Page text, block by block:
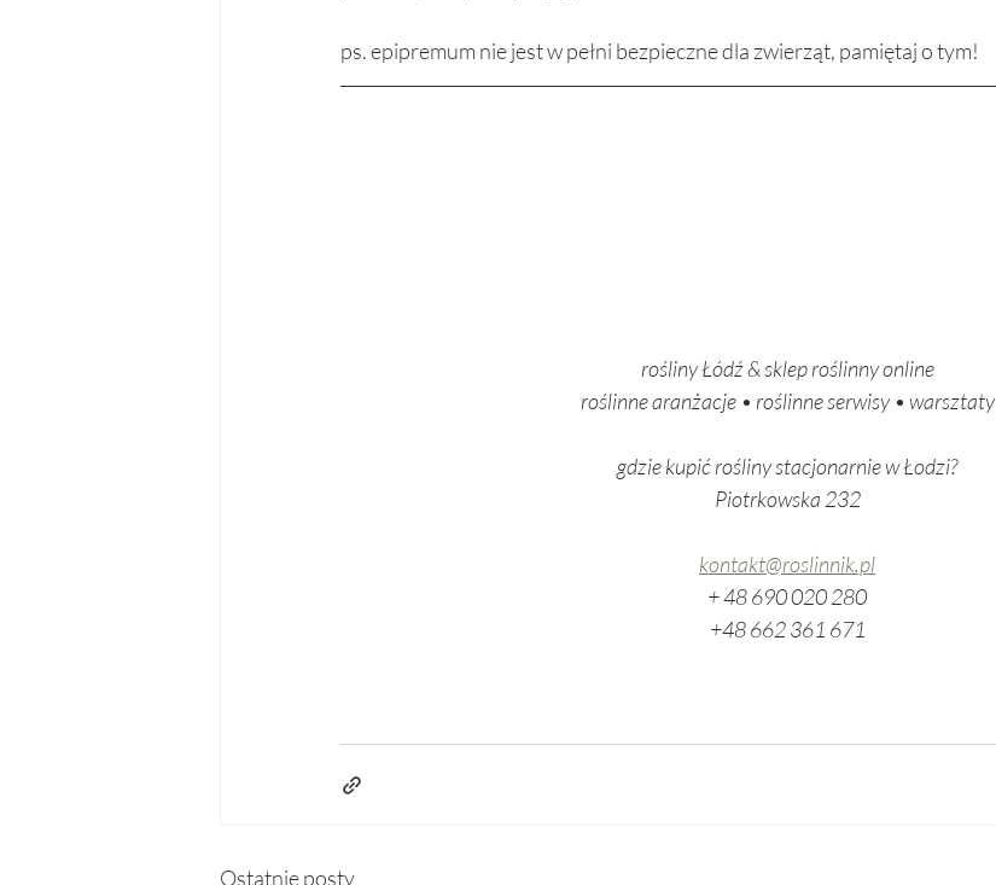
ps. epipremum nie jest w pełni bezpieczne dla zwierząt, pamiętaj o tym!
rośliny Łódź & sklep roślinny online
roślinne aranżacje • roślinne serwisy • warsztaty
gdzie kupić rośliny stacjonarnie w Łodzi?
Piotrkowska 232
kontakt@roslinnik.pl
+ 48 690 020 280
+48 662 361 671
Ostatnie posty